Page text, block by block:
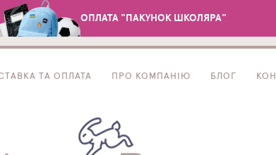
ОПЛАТА "ПАКУНОК ШКОЛЯРА"
ТА ОПЛАТА ПРО КОМПАНІЮ БЛОГ